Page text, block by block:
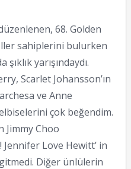
68. Golden
sahiplerini bulurken
şıklık yarışındaydı.
Scarlet Johansson’ın
ve Anne
çok beğendim.
Jimmy Choo
Jennifer Love Hewitt’ in
Diğer ünlülerin